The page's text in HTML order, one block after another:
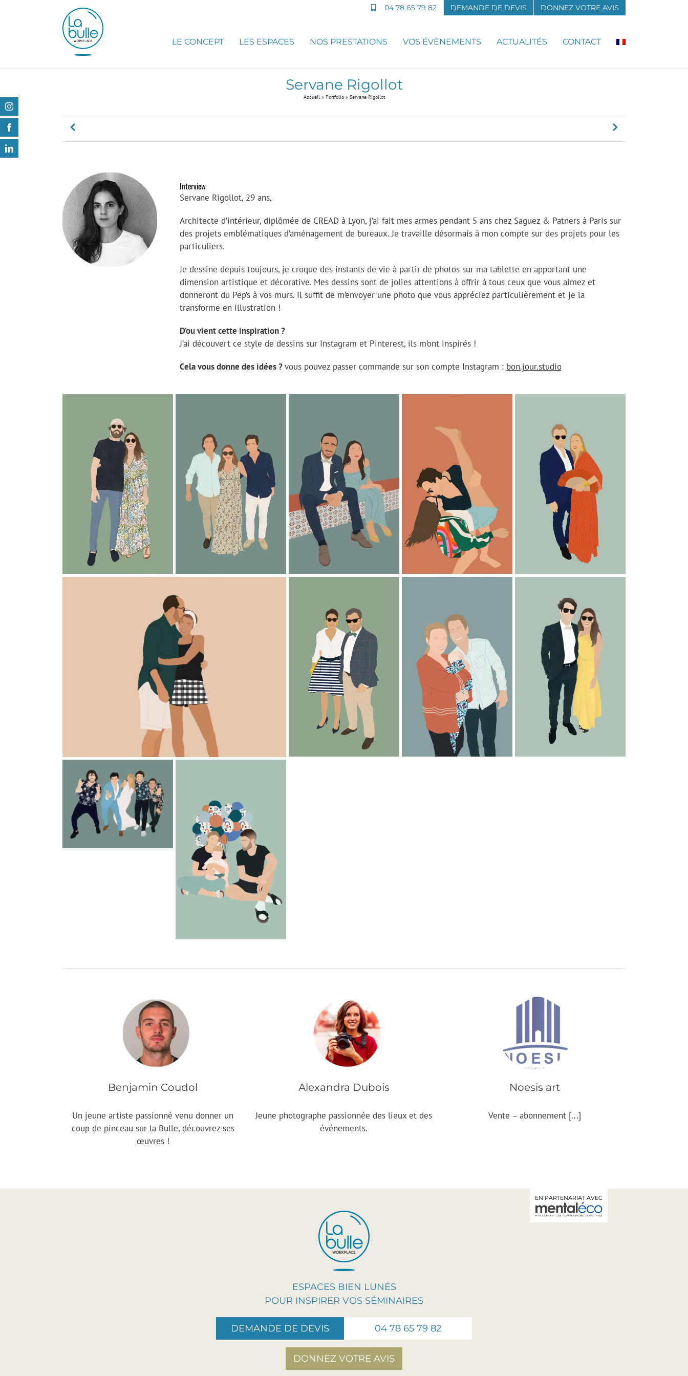
Instagram
LinkedIn
04 78 65 79 82 DEMANDE DE DEVIS DONNEZ VOTRE AVIS
LE CONCEPT LES ESPACES NOS PRESTATIONS VOS ÉVÈNEMENTS ACTUALITÉS CONTACT
Servane Rigollot
Accueil» Portfolio» Servane Rigollot
Interview
Servane Rigollot, 29 ans,
Architecte d’intérieur, diplômée de CREAD à Lyon, j’ai fait mes armes pendant 5 ans chez Saguez & Patners à Paris sur
des projets emblématiques d’aménagement de bureaux. Je travaille désormais à mon compte sur des projets pour les
particuliers.
Je dessine depuis toujours, je croque des instants de vie à partir de photos sur ma tablette en apportant une
dimension artistique et décorative. Mes dessins sont de jolies attentions à offrir à tous ceux que vous aimez et
donneront du Pep’s à vos murs. Il suffit de m’envoyer une photo que vous appréciez particulièrement et je la
transforme en illustration !
D’ou vient cette inspiration ?
J’ai découvert ce style de dessins sur Instagram et Pinterest, ils m’ont inspirés !
Cela vous donne des idées ?vous pouvez passer commande sur son compte Instagram : bon.jour.studio
Benjamin Coudol
Un jeune artiste passionné venu donner un
coup de pinceau sur la Bulle, découvrez ses
œuvres !
Alexandra Dubois
Jeune photographe passionnée des lieux et des
événements.
Noesis art
Vente – abonnement [...]
ESPACES BIEN LUNÉS
POUR INSPIRER VOS SÉMINAIRES
DEMANDE DE DEVIS 04 78 65 79 82
DONNEZ VOTRE AVIS
EN PARTENARIAT AVEC